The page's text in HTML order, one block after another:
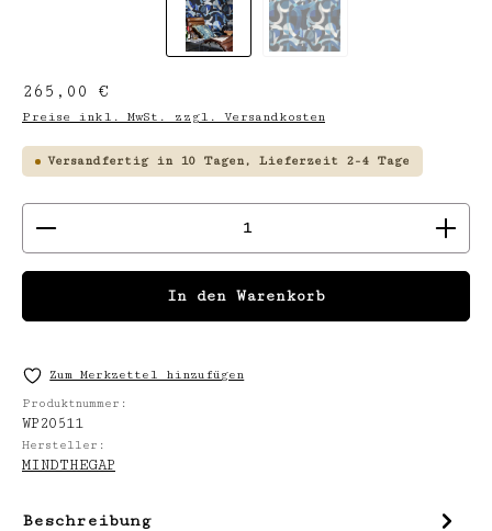
Regulärer Preis:
265,00 €
Preise inkl. MwSt. zzgl. Versandkosten
Versandfertig in 10 Tagen, Lieferzeit 2-4 Tage
Produkt Anzahl: Gib den gewünschten
In den Warenkorb
Zum Merkzettel hinzufügen
Produktnummer:
WP20511
Hersteller:
MINDTHEGAP
Beschreibung